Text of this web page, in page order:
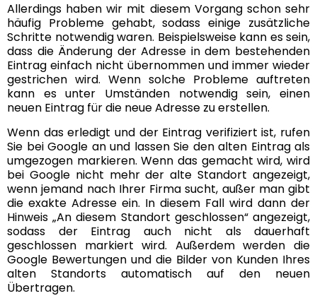
Allerdings haben wir mit diesem Vorgang schon sehr
häufig Probleme gehabt, sodass einige zusätzliche
Schritte notwendig waren. Beispielsweise kann es sein,
dass die Änderung der Adresse in dem bestehenden
Eintrag einfach nicht übernommen und immer wieder
gestrichen wird. Wenn solche Probleme auftreten
kann es unter Umständen notwendig sein, einen
neuen Eintrag für die neue Adresse zu erstellen.
Wenn das erledigt und der Eintrag verifiziert ist, rufen
Sie bei Google an und lassen Sie den alten Eintrag als
umgezogen markieren. Wenn das gemacht wird, wird
bei Google nicht mehr der alte Standort angezeigt,
wenn jemand nach Ihrer Firma sucht, außer man gibt
die exakte Adresse ein. In diesem Fall wird dann der
Hinweis „An diesem Standort geschlossen“ angezeigt,
sodass der Eintrag auch nicht als dauerhaft
geschlossen markiert wird. Außerdem werden die
Google Bewertungen und die Bilder von Kunden Ihres
alten Standorts automatisch auf den neuen
Übertragen.